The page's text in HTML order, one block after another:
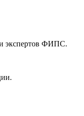
и экспертов ФИПС.